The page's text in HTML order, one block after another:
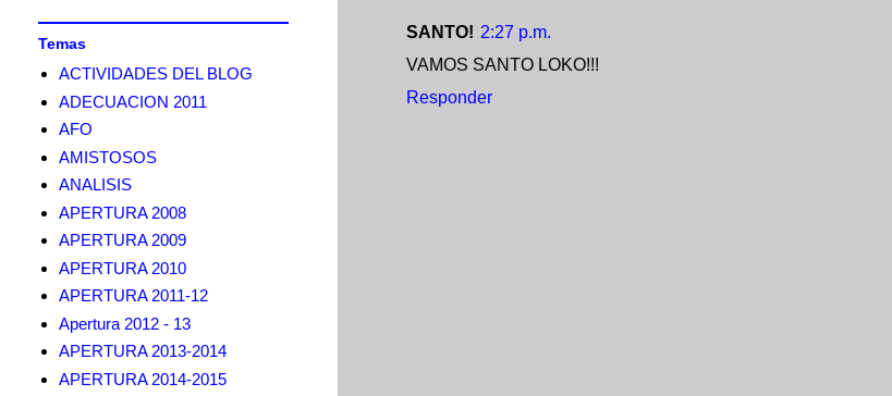
SANTO! 2:27 p.m.
VAMOS SANTO LOKO!!!
Responder
Temas
ACTIVIDADES DEL BLOG
ADECUACION 2011
AFO
AMISTOSOS
ANALISIS
APERTURA 2008
APERTURA 2009
APERTURA 2010
APERTURA 2011-12
Apertura 2012 - 13
APERTURA 2013-2014
APERTURA 2014-2015